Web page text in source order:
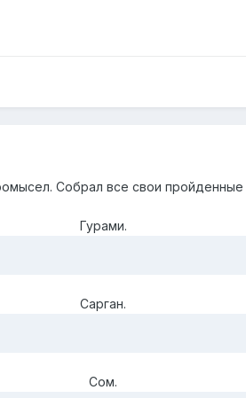
Собрал все свои
Гурами.
Сарган.
Сом.